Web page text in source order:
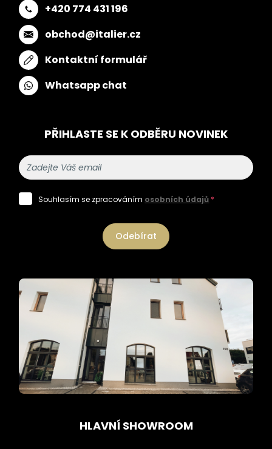
+420 774 431 196
obchod@italier.cz
Kontaktní formulář
Whatsapp chat
PŘIHLASTE SE K ODBĚRU NOVINEK
Souhlasím se zpracováním osobních údajů *
Odebírat
HLAVNÍ SHOWROOM